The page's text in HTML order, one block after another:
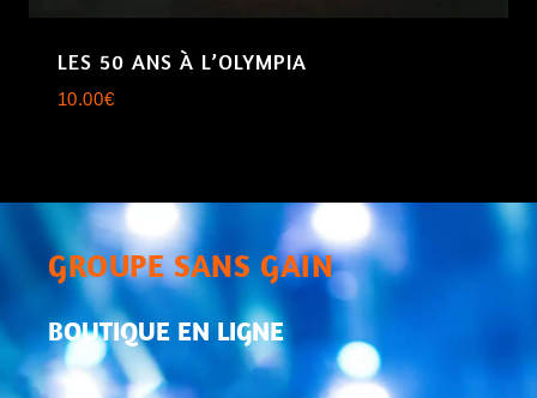
LES 50 ANS À L’OLYMPIA
10.00€
GROUPE SANS GAIN
BOUTIQUE EN LIGNE